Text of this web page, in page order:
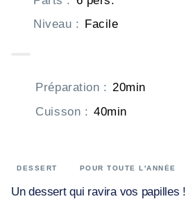
Niveau : Facile
Préparation : 20min
Cuisson : 40min
DESSERT POUR TOUTE L'ANNÉE
Un dessert qui ravira vos papilles !